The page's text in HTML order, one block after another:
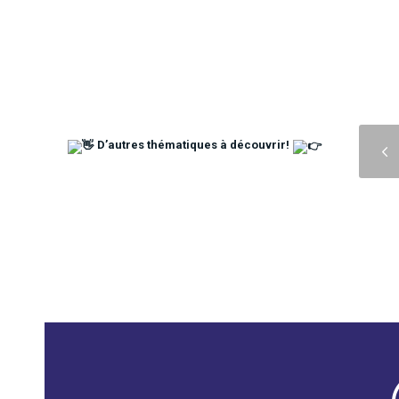
D’autres thématiques à découvrir!
Précédent